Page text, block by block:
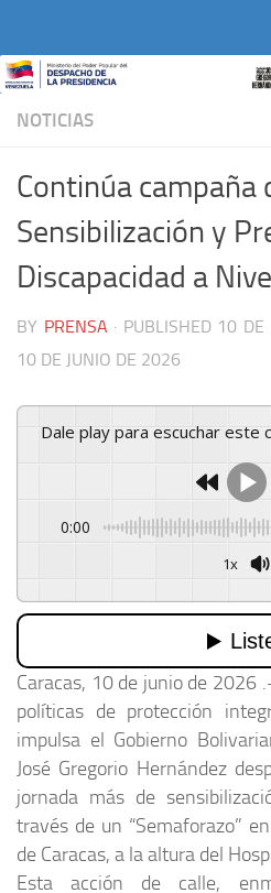
NOTICIAS
Continúa campaña
Sensibilización y
Discapacidad a
BY PRENSA · PUBLISHED 10 DE
10 DE JUNIO DE 2026
Dale play para escuchar este
0:00
1x
Caracas, 10 de junio de 2026
políticas de protección
impulsa el Gobierno
José Gregorio Hernández
jornada más de
través de un “Semaforazo”
de Caracas, a la altura del
Esta acción de calle,